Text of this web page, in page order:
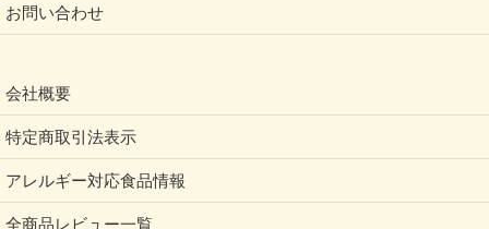
お問い合わせ
会社概要
特定商取引法表示
アレルギー対応食品情報
全商品レビュー一覧